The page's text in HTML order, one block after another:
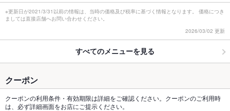
※更新日が2021/3/31以前の情報は、当時の価格及び税率に基づく情報となります。 価格につき
ましては直接店舗へお問い合わせください。
2026/03/02 更新
すべてのメニューを見る
クーポン
クーポンの利用条件・有効期限は詳細をご確認ください。クーポンのご利用時
は、必ず詳細画面をお店にご提示ください。